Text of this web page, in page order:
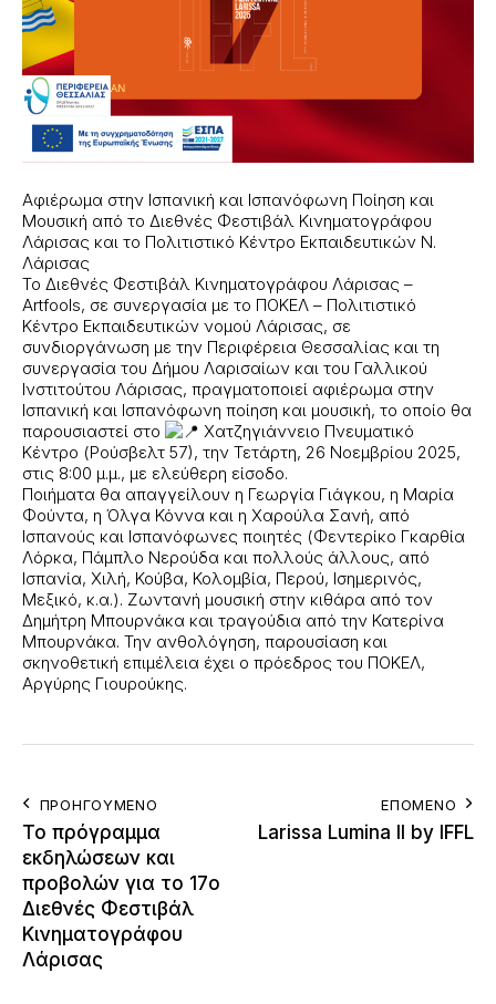
Αφιέρωμα στην Ισπανική και Ισπανόφωνη Ποίηση και
Μουσική από το Διεθνές Φεστιβάλ Κινηματογράφου
Λάρισας και το Πολιτιστικό Κέντρο Εκπαιδευτικών Ν.
Λάρισας
Το Διεθνές Φεστιβάλ Κινηματογράφου Λάρισας –
Artfools, σε συνεργασία με το ΠΟΚΕΛ – Πολιτιστικό
Κέντρο Εκπαιδευτικών νομού Λάρισας, σε
συνδιοργάνωση με την Περιφέρεια Θεσσαλίας και τη
συνεργασία του Δήμου Λαρισαίων και του Γαλλικού
Ινστιτούτου Λάρισας, πραγματοποιεί αφιέρωμα στην
Ισπανική και Ισπανόφωνη ποίηση και μουσική, το οποίο θα
παρουσιαστεί στο
Χατζηγιάννειο Πνευματικό
Κέντρο (Ρούσβελτ 57), την Τετάρτη, 26 Νοεμβρίου 2025,
στις 8:00 μ.μ., με ελεύθερη είσοδο.
Ποιήματα θα απαγγείλουν η Γεωργία Γιάγκου, η Μαρία
Φούντα, η Όλγα Κόννα και η Χαρούλα Σανή, από
Ισπανούς και Ισπανόφωνες ποιητές (Φεντερίκο Γκαρθία
Λόρκα, Πάμπλο Νερούδα και πολλούς άλλους, από
Ισπανία, Χιλή, Κούβα, Κολομβία, Περού, Ισημερινός,
Μεξικό, κ.α.). Ζωντανή μουσική στην κιθάρα από τον
Δημήτρη Μπουρνάκα και τραγούδια από την Κατερίνα
Μπουρνάκα. Την ανθολόγηση, παρουσίαση και
σκηνοθετική επιμέλεια έχει ο πρόεδρος του ΠΟΚΕΛ,
Αργύρης Γιουρούκης.
ΠΡΟΗΓΟΎΜΕΝΟ
Το πρόγραμμα
εκδηλώσεων και
προβολών για το 17ο
Διεθνές Φεστιβάλ
Κινηματογράφου
Λάρισας
ΕΠΌΜΕΝΟ
Larissa Lumina II by IFFL